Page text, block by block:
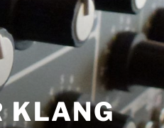
KLANG